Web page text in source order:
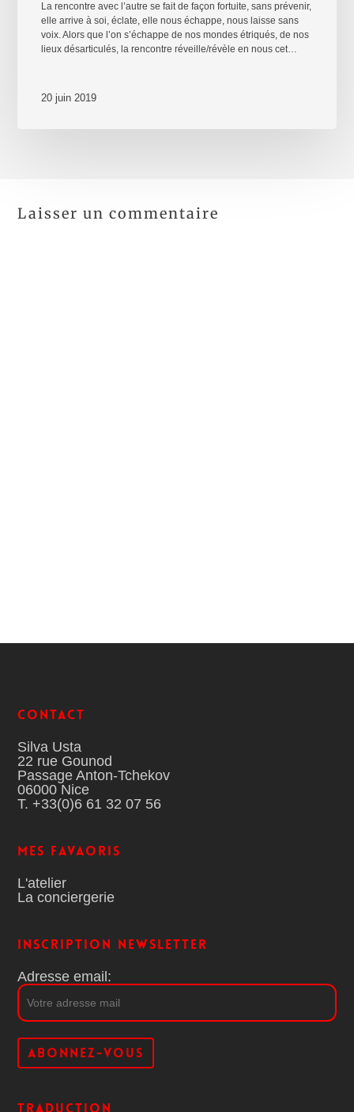
La rencontre avec l’autre se fait de façon fortuite, sans prévenir,
elle arrive à soi, éclate, elle nous échappe, nous laisse sans
voix. Alors que l’on s’échappe de nos mondes étriqués, de nos
lieux désarticulés, la rencontre réveille/révèle en nous cet…
20 juin 2019
Laisser un commentaire
Contact
Silva Usta
22 rue Gounod
Passage Anton-Tchekov
06000 Nice
T. +33(0)6 61 32 07 56
MES FAVAORIS
L'atelier
La conciergerie
Inscription Newsletter
Adresse email:
Traduction